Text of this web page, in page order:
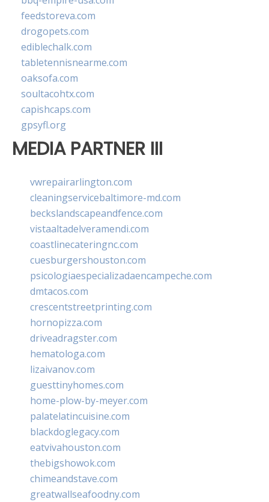
feedstoreva.com
drogopets.com
ediblechalk.com
tabletennisnearme.com
oaksofa.com
soultacohtx.com
capishcaps.com
gpsyfl.org
MEDIA PARTNER III
vwrepairarlington.com
cleaningservicebaltimore-md.com
beckslandscapeandfence.com
vistaaltadelveramendi.com
coastlinecateringnc.com
cuesburgershouston.com
psicologiaespecializadaencampeche.com
dmtacos.com
crescentstreetprinting.com
hornopizza.com
driveadragster.com
hematologa.com
lizaivanov.com
guesttinyhomes.com
home-plow-by-meyer.com
palatelatincuisine.com
blackdoglegacy.com
eatvivahouston.com
thebigshowok.com
chimeandstave.com
greatwallseafoodny.com